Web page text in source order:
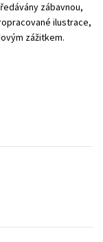
zábavnou,
ilustrace,
zážitkem.